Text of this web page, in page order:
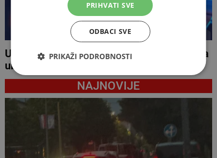
U Bosanskoj Krupi supruga osumnjičena za
ubojstvo muža
NAJNOVIJE
PRIHVATI SVE
ODBACI SVE
PRIKAŽI PODROBNOSTI